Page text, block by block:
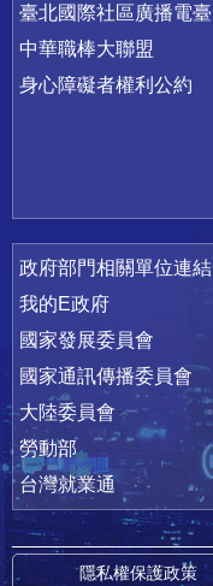
臺北國際社區廣播電臺
中華職棒大聯盟
身心障礙者權利公約
政府部門相關單位連結
我的E政府
國家發展委員會
國家通訊傳播委員會
大陸委員會
勞動部
台灣就業通
隱私權保護政策